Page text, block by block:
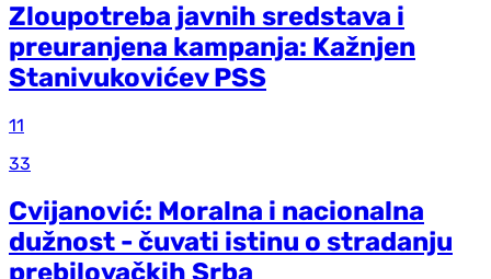
Zloupotreba javnih sredstava i
preuranjena kampanja: Kažnjen
Stanivukovićev PSS
11
33
Cvijanović: Moralna i nacionalna
dužnost - čuvati istinu o stradanju
prebilovačkih Srba